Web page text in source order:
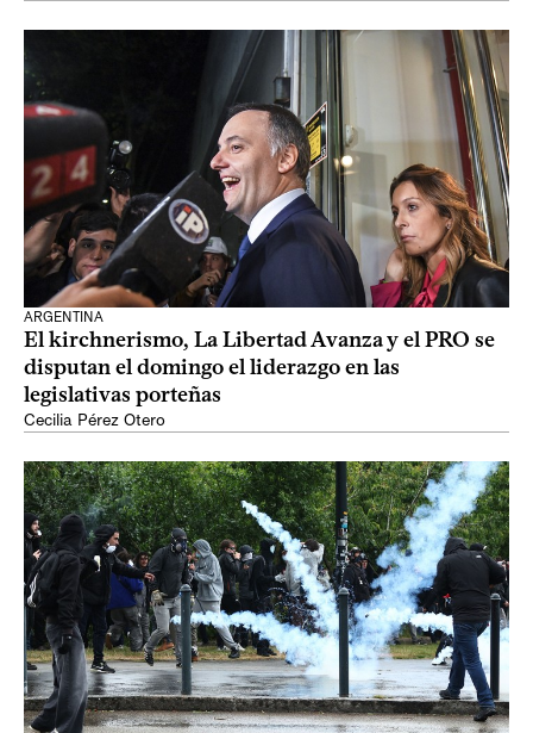
ARGENTINA
El kirchnerismo, La Libertad Avanza y el PRO se
disputan el domingo el liderazgo en las
legislativas porteñas
Cecilia Pérez Otero